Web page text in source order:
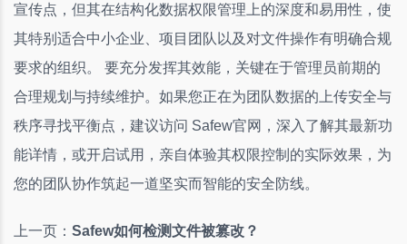
宣传点，但其在结构化数据权限管理上的深度和易用性，使
其特别适合中小企业、项目团队以及对文件操作有明确合规
要求的组织。 要充分发挥其效能，关键在于管理员前期的
合理规划与持续维护。如果您正在为团队数据的上传安全与
秩序寻找平衡点，建议访问 Safew官网，深入了解其最新功
能详情，或开启试用，亲自体验其权限控制的实际效果，为
您的团队协作筑起一道坚实而智能的安全防线。
上一页： Safew如何检测文件被篡改？